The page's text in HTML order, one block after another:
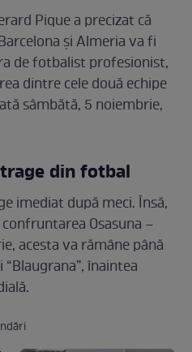
Pique a precizat că
și Almeria va fi
de fotbalist profesionist,
dintre cele două echipe
sâmbătă, 5 noiembrie,
din fotbal
imediat după meci. Însă,
Osasuna –
acesta va rămâne până
înaintea